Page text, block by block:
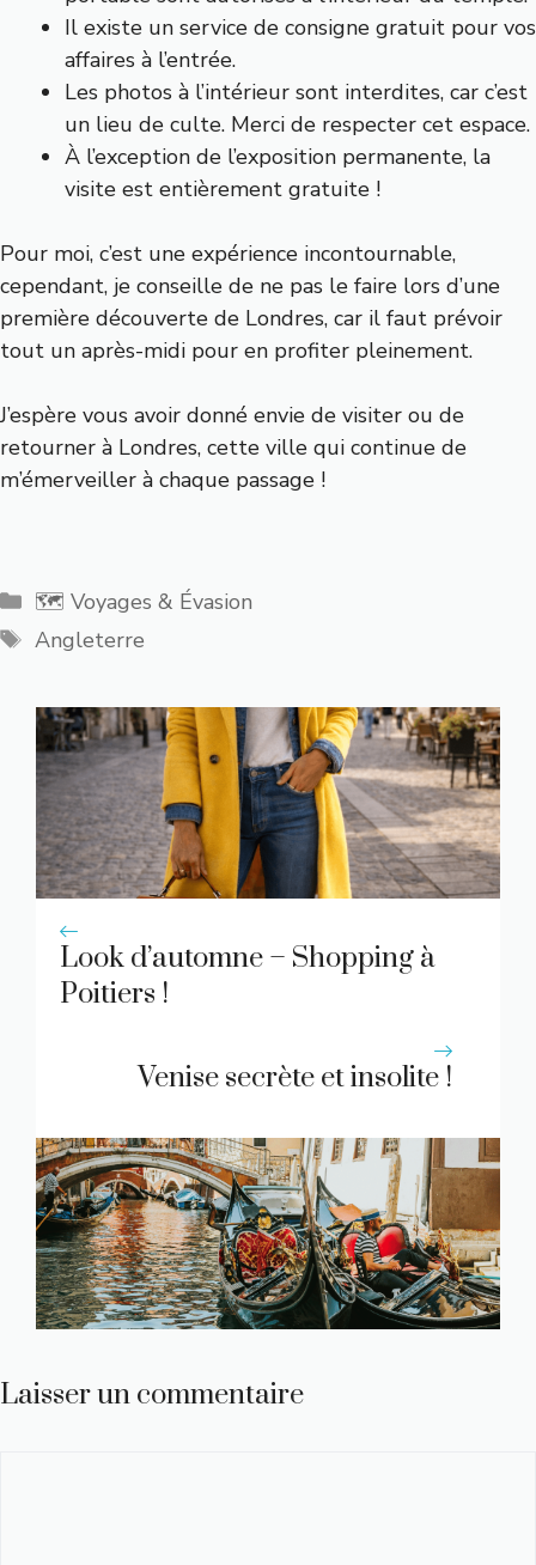
Il existe un service de consigne gratuit pour vos
affaires à l’entrée.
Les photos à l’intérieur sont interdites, car c’est
un lieu de culte. Merci de respecter cet espace.
À l’exception de l’exposition permanente, la
visite est entièrement gratuite !
Pour moi, c’est une expérience incontournable,
cependant, je conseille de ne pas le faire lors d’une
première découverte de Londres, car il faut prévoir
tout un après-midi pour en profiter pleinement.
J’espère vous avoir donné envie de visiter ou de
retourner à Londres, cette ville qui continue de
m’émerveiller à chaque passage !
Catégories
🗺️ Voyages & Évasion
Étiquettes
Angleterre
Look d’automne – Shopping à
Poitiers !
Venise secrète et insolite !
Laisser un commentaire